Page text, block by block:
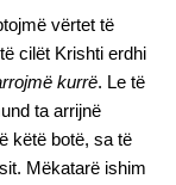
vërtet të
cilët Krishti erdhi
kurrë. Le të
ta arrijnë
këtë botë, sa të
Mëkatarë ishim